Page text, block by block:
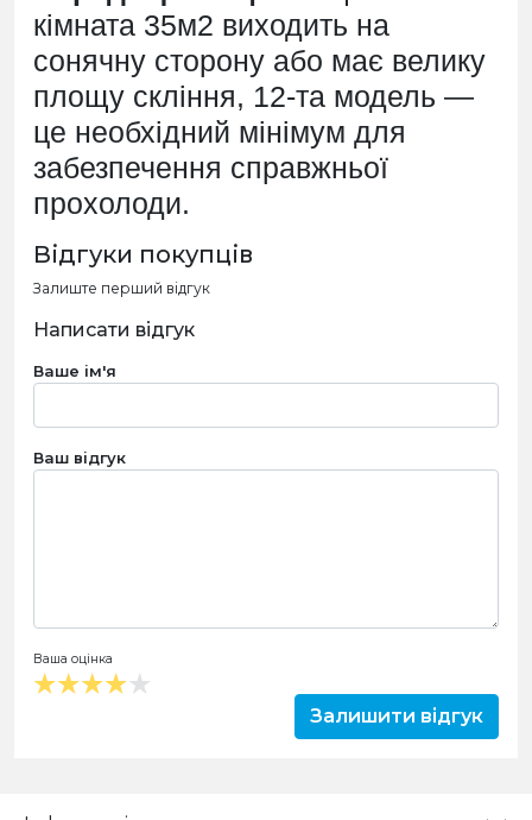
кімната 35м2 виходить на
сонячну сторону або має велику
площу скління, 12-та модель —
це необхідний мінімум для
забезпечення справжньої
прохолоди.
Відгуки покупців
Залиште перший відгук
Написати відгук
Ваше ім'я
Ваш відгук
Ваша оцінка
Залишити відгук